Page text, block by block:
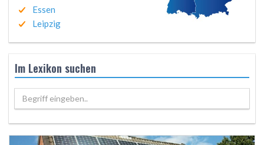
Essen
Leipzig
Im Lexikon suchen
Begriff eingeben..